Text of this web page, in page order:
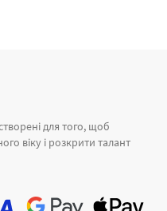
для того, щоб
віку і розкрити талант